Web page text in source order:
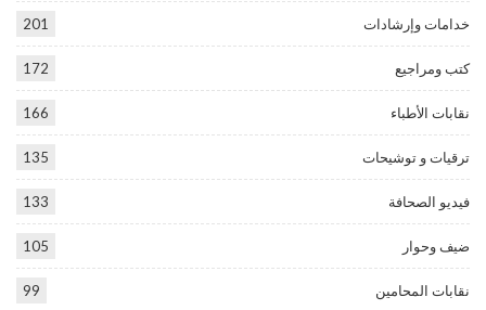
خدامات وإرشادات 201
كتب ومراجيع 172
نقابات الأطباء 166
ترقيات و توشيحات 135
فيديو الصحافة 133
ضيف وحوار 105
نقابات المحامين 99